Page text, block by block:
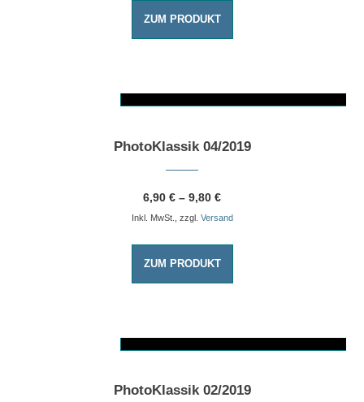
ZUM PRODUKT
Dieses Produkt weist mehrere Varianten auf. Die Optionen können auf der Produktseite gewählt werden
PhotoKlassik 04/2019
6,90 € – 9,80 €
Inkl. MwSt., zzgl. Versand
ZUM PRODUKT
Dieses Produkt weist mehrere Varianten auf. Die Optionen können auf der Produktseite gewählt werden
PhotoKlassik 02/2019